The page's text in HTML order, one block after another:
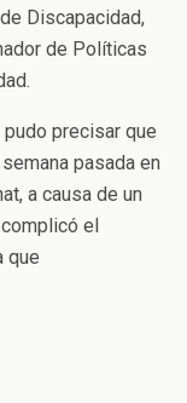
Discapacidad,
de Políticas
precisar que
pasada en
a causa de un
el
que